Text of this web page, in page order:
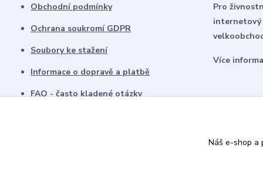
Obchodní podmínky
Ochrana soukromí GDPR
Soubory ke stažení
Informace o dopravě a platbě
FAQ - často kladené otázky
Pro
internetový
Více
Náš e-shop a